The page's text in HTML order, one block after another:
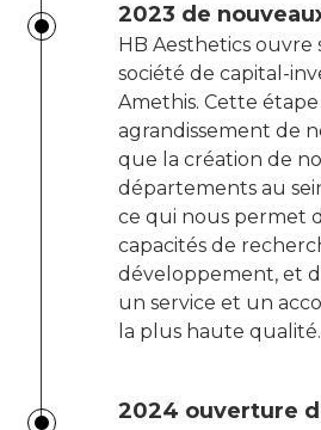
2023 de
HB Aesthetics ouvre
société de capital-
Amethis. Cette
agrandissement de
que la création de
départements au
ce qui nous permet
capacités de
développement, et
un service et un
la plus haute qualité.
2024 ouverture